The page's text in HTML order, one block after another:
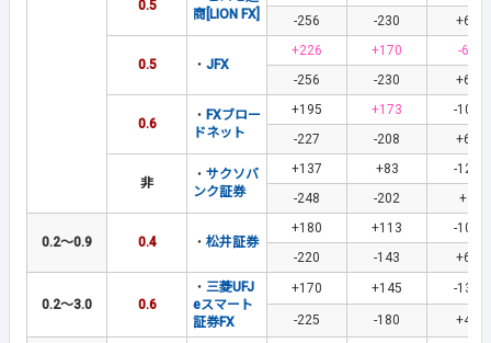
0.5
商[LION FX]
-256
-230 +61
0.5 ・ JFX
+226 +170
-61
-256
-230 +61
0.6
・ FXブロー
ドネット
+195 +173
-108
-227
-208 +65
非
・ サクソバ
ンク証券
+137 +83
-123
-248
-202 +4
0.2～0.9 0.4 ・ 松井証券
+180 +113
-101
-220
-143 +61
0.2～3.0 0.6
・ 三菱UFJ
eスマート
証券FX
+170 +145 -138
-225 -180 +46